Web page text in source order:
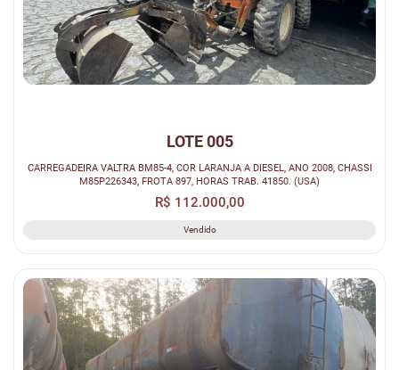
LOTE 005
CARREGADEIRA VALTRA BM85-4, COR LARANJA A DIESEL, ANO 2008, CHASSI
M85P226343, FROTA 897, HORAS TRAB. 41850. (USA)
R$ 112.000,00
Vendido